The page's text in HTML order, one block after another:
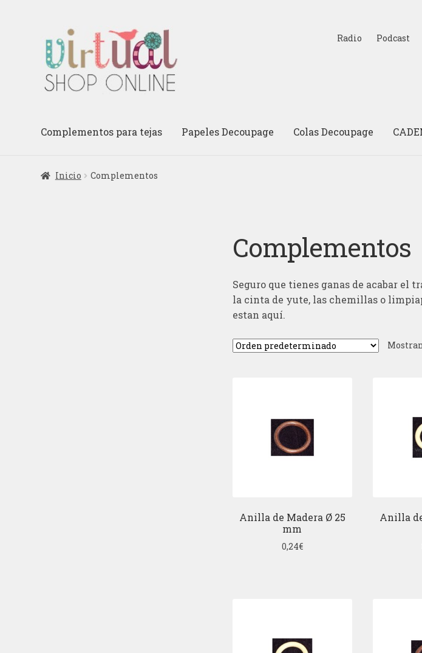
la
navegación
al
contenido
Radio Podcast
Complementos para tejas Papeles Decoupage Colas Decoupage
Inicio Complementos
Complementos
Seguro que tienes ganas de acabar el
la cinta de yute, las chemillas o
estan aquí.
Anilla de Madera Ø 25
mm
0,24€
Anilla